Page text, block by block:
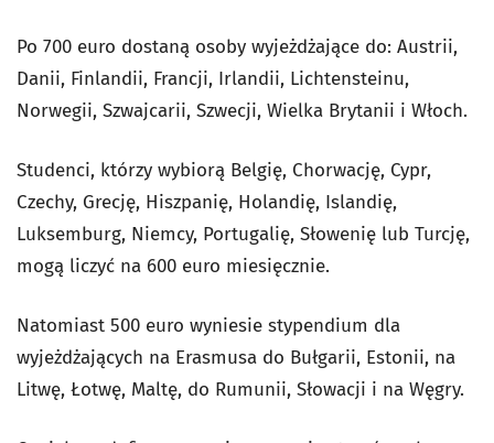
Po 700 euro dostaną osoby wyjeżdżające do: Austrii,
Danii, Finlandii, Francji, Irlandii, Lichtensteinu,
Norwegii, Szwajcarii, Szwecji, Wielka Brytanii i Włoch.
Studenci, którzy wybiorą Belgię, Chorwację, Cypr,
Czechy, Grecję, Hiszpanię, Holandię, Islandię,
Luksemburg, Niemcy, Portugalię, Słowenię lub Turcję,
mogą liczyć na 600 euro miesięcznie.
Natomiast 500 euro wyniesie stypendium dla
wyjeżdżających na Erasmusa do Bułgarii, Estonii, na
Litwę, Łotwę, Maltę, do Rumunii, Słowacji i na Węgry.